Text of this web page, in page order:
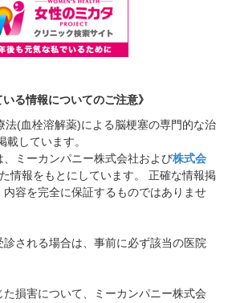
いる情報についてのご注意》
法(血栓溶解薬)による脳梗塞の専門的な治
しています。
ミーカンパニー株式会社および株式会
情報をもとにしています。 正確な情報掲
容を完全に保証するものではありませ
される場合は、事前に必ず該当の医院
損害について、ミーカンパニー株式会